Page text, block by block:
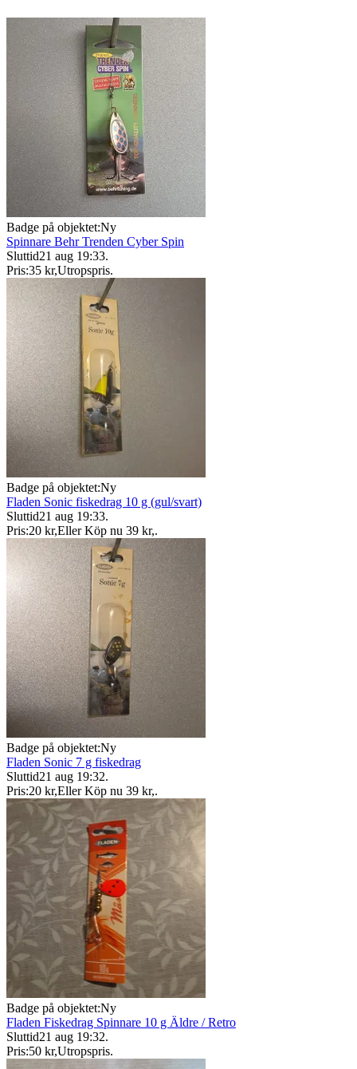
Badge på objektet:Ny
Spinnare Behr Trenden Cyber Spin
Sluttid21 aug 19:33.
Pris:35 kr,Utropspris.
Badge på objektet:Ny
Fladen Sonic fiskedrag 10 g (gul/svart)
Sluttid21 aug 19:33.
Pris:20 kr,Eller Köp nu 39 kr,.
Badge på objektet:Ny
Fladen Sonic 7 g fiskedrag
Sluttid21 aug 19:32.
Pris:20 kr,Eller Köp nu 39 kr,.
Badge på objektet:Ny
Fladen Fiskedrag Spinnare 10 g Äldre / Retro
Sluttid21 aug 19:32.
Pris:50 kr,Utropspris.